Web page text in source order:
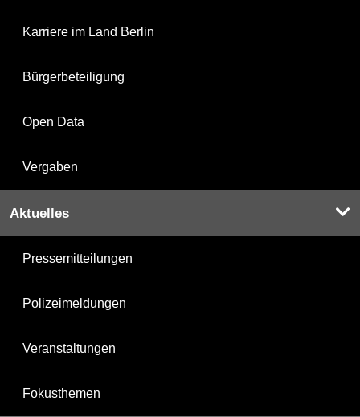
Karriere im Land Berlin
Bürgerbeteiligung
Open Data
Vergaben
Aktuelles
Pressemitteilungen
Polizeimeldungen
Veranstaltungen
Fokusthemen